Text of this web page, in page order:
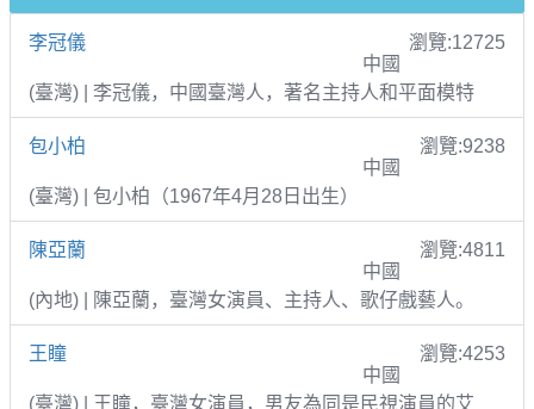
李冠儀
瀏覽:12725
中國
(臺灣) | 李冠儀，中國臺灣人，著名主持人和平面模特
包小柏
瀏覽:9238
中國
(臺灣) | 包小柏（1967年4月28日出生）
陳亞蘭
瀏覽:4811
中國
(內地) | 陳亞蘭，臺灣女演員、主持人、歌仔戲藝人。
王瞳
瀏覽:4253
中國
(臺灣) | 王瞳，臺灣女演員，男友為同是民視演員的艾